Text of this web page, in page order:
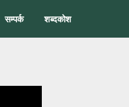
सम्पर्क शब्दकोश